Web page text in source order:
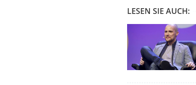
LESEN SIE AUCH: